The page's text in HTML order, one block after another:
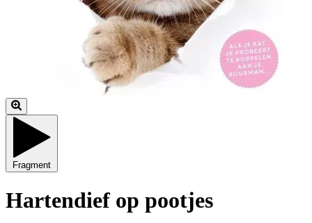
Fragment
Hartendief op pootjes